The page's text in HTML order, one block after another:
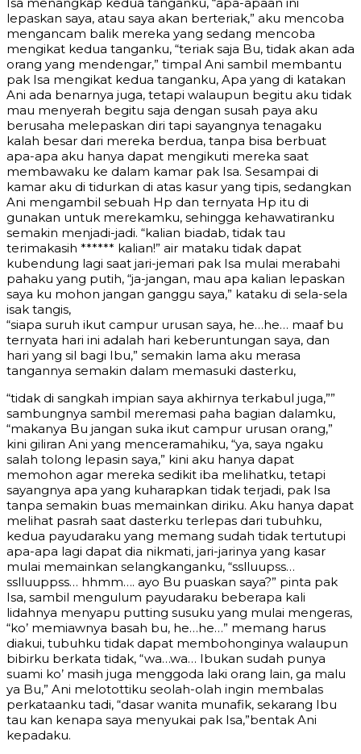
lepaskan saya, atau saya akan berteriak,” aku mencoba
mengancam balik mereka yang sedang mencoba
mengikat kedua tanganku, “teriak saja Bu, tidak akan ada
orang yang mendengar,” timpal Ani sambil membantu
pak Isa mengikat kedua tanganku, Apa yang di katakan
Ani ada benarnya juga, tetapi walaupun begitu aku tidak
mau menyerah begitu saja dengan susah paya aku
berusaha melepaskan diri tapi sayangnya tenagaku
kalah besar dari mereka berdua, tanpa bisa berbuat
apa-apa aku hanya dapat mengikuti mereka saat
membawaku ke dalam kamar pak Isa. Sesampai di
kamar aku di tidurkan di atas kasur yang tipis, sedangkan
Ani mengambil sebuah Hp dan ternyata Hp itu di
gunakan untuk merekamku, sehingga kehawatiranku
semakin menjadi-jadi. “kalian biadab, tidak tau
terimakasih ****** kalian!” air mataku tidak dapat
kubendung lagi saat jari-jemari pak Isa mulai merabahi
pahaku yang putih, “ja-jangan, mau apa kalian lepaskan
saya ku mohon jangan ganggu saya,” kataku di sela-sela
isak tangis,
“siapa suruh ikut campur urusan saya, he…he… maaf bu
ternyata hari ini adalah hari keberuntungan saya, dan
hari yang sil bagi Ibu,” semakin lama aku merasa
tangannya semakin dalam memasuki dasterku,
“tidak di sangkah impian saya akhirnya terkabul juga,””
sambungnya sambil meremasi paha bagian dalamku,
“makanya Bu jangan suka ikut campur urusan orang,”
kini giliran Ani yang menceramahiku, “ya, saya ngaku
salah tolong lepasin saya,” kini aku hanya dapat
memohon agar mereka sedikit iba melihatku, tetapi
sayangnya apa yang kuharapkan tidak terjadi, pak Isa
tanpa semakin buas memainkan diriku. Aku hanya dapat
melihat pasrah saat dasterku terlepas dari tubuhku,
kedua payudaraku yang memang sudah tidak tertutupi
apa-apa lagi dapat dia nikmati, jari-jarinya yang kasar
mulai memainkan selangkanganku, “sslluupss…
sslluuppss… hhmm…. ayo Bu puaskan saya?” pinta pak
Isa, sambil mengulum payudaraku beberapa kali
lidahnya menyapu putting susuku yang mulai mengeras,
“ko’ memiawnya basah bu, he…he…” memang harus
diakui, tubuhku tidak dapat membohonginya walaupun
bibirku berkata tidak, “wa…wa… Ibukan sudah punya
suami ko’ masih juga menggoda laki orang lain, ga malu
ya Bu,” Ani melotottiku seolah-olah ingin membalas
perkataanku tadi, “dasar wanita munafik, sekarang Ibu
tau kan kenapa saya menyukai pak Isa,”bentak Ani
kepadaku.